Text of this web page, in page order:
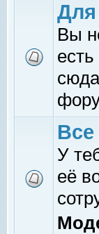
Для
Вы
Все
У
её